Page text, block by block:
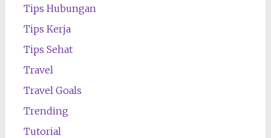
Tips Hubungan
Tips Kerja
Tips Sehat
Travel
Travel Goals
Trending
Tutorial